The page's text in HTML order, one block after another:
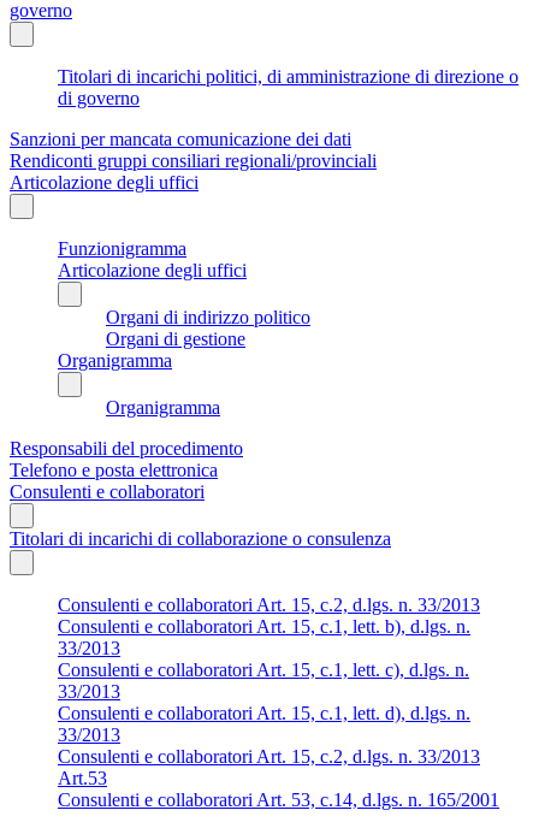
governo
Titolari di incarichi politici, di amministrazione di direzione o
di governo
Sanzioni per mancata comunicazione dei dati
Rendiconti gruppi consiliari regionali/provinciali
Articolazione degli uffici
Funzionigramma
Articolazione degli uffici
Organi di indirizzo politico
Organi di gestione
Organigramma
Organigramma
Responsabili del procedimento
Telefono e posta elettronica
Consulenti e collaboratori
Titolari di incarichi di collaborazione o consulenza
Consulenti e collaboratori Art. 15, c.2, d.lgs. n. 33/2013
Consulenti e collaboratori Art. 15, c.1, lett. b), d.lgs. n.
33/2013
Consulenti e collaboratori Art. 15, c.1, lett. c), d.lgs. n.
33/2013
Consulenti e collaboratori Art. 15, c.1, lett. d), d.lgs. n.
33/2013
Consulenti e collaboratori Art. 15, c.2, d.lgs. n. 33/2013
Art.53
Consulenti e collaboratori Art. 53, c.14, d.lgs. n. 165/2001